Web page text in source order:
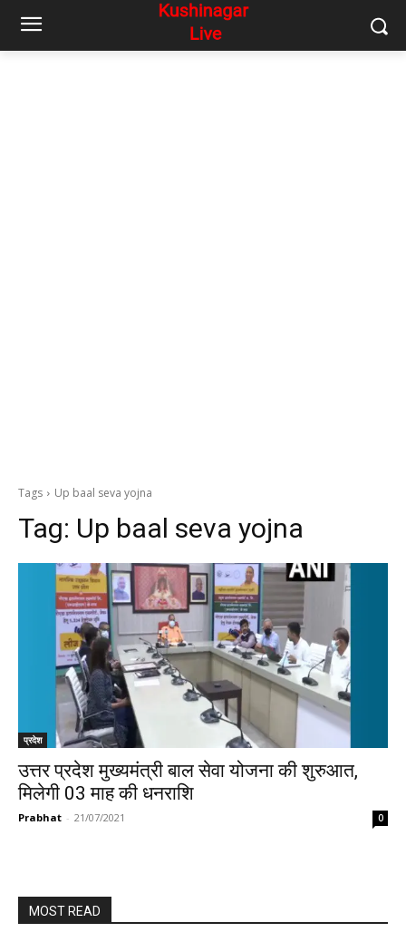
Tags Up baal seva yojna
Tag: Up baal seva yojna
प्रदेश
उत्तर प्रदेश मुख्यमंत्री बाल सेवा योजना की शुरुआत,
मिलेगी 03 माह की धनराशि
Prabhat - 21/07/2021 0
MOST READ